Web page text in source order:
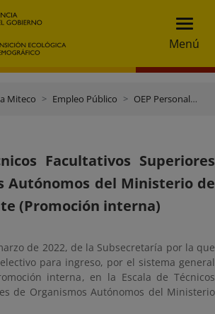
Menú
Miteco Empleo Público OEP Personal funcionario
Facultativos Superiores
Autónomos del Ministerio de
(Promoción interna)
de 2022, de la Subsecretaría por la que
para ingreso, por el sistema general
interna, en la Escala de Técnicos
de Organismos Autónomos del Ministerio